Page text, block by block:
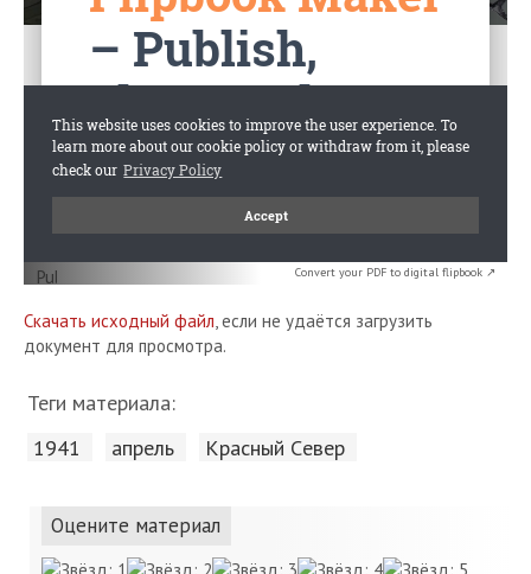
Convert your PDF to digital flipbook ↗
Скачать исходный файл, если не удаётся загрузить
документ для просмотра.
Теги материала:
1941 апрель Красный Cевер
Оцените материал